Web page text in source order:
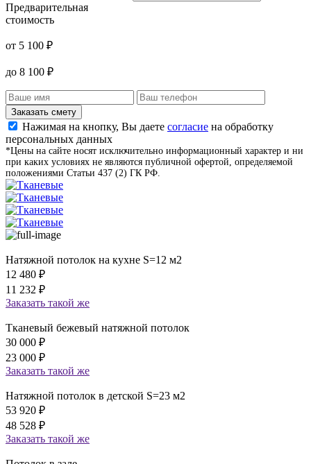
Предварительная
стоимость
от 5 100 ₽
до 8 100 ₽
Заказать смету
Нажимая на кнопку, Вы даете согласие на обработку
персональных данных
*Цены на сайте носят исключительно информационный характер и ни
при каких условиях не являются публичной офертой, определяемой
положениями Статьи 437 (2) ГК РФ.
Натяжной потолок на кухне S=12 м2
12 480 ₽
11 232 ₽
Заказать такой же
Тканевый бежевый натяжной потолок
30 000 ₽
23 000 ₽
Заказать такой же
Натяжной потолок в детской S=23 м2
53 920 ₽
48 528 ₽
Заказать такой же